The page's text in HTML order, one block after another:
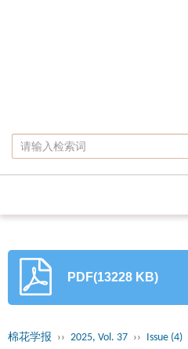
PDF(13228 KB)
棉花学报 ›› 2025, Vol. 37 ›› Issue (4)